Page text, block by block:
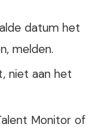
datum het
melden.
niet aan het
Monitor of